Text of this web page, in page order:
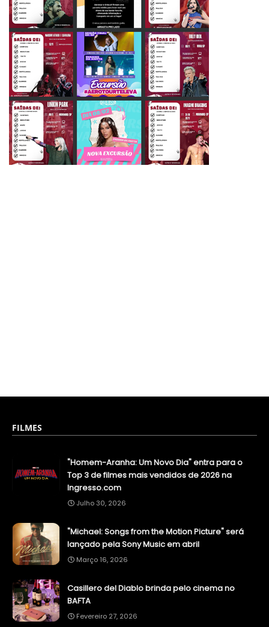
FILMES
"Homem-Aranha: Um Novo Dia" entra para o
Top 3 de filmes mais vendidos de 2026 na
Ingresso.com
Julho 30, 2026
"Michael: Songs from the Motion Picture" será
lançado pela Sony Music em abril
Março 16, 2026
Casillero del Diablo brinda pelo cinema no
BAFTA
Fevereiro 27, 2026